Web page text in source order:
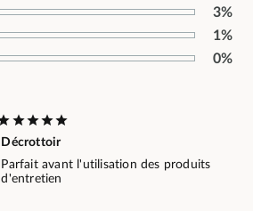
3%
1%
0%
Décrottoir
Parfait avant l'utilisation des produits
d'entretien